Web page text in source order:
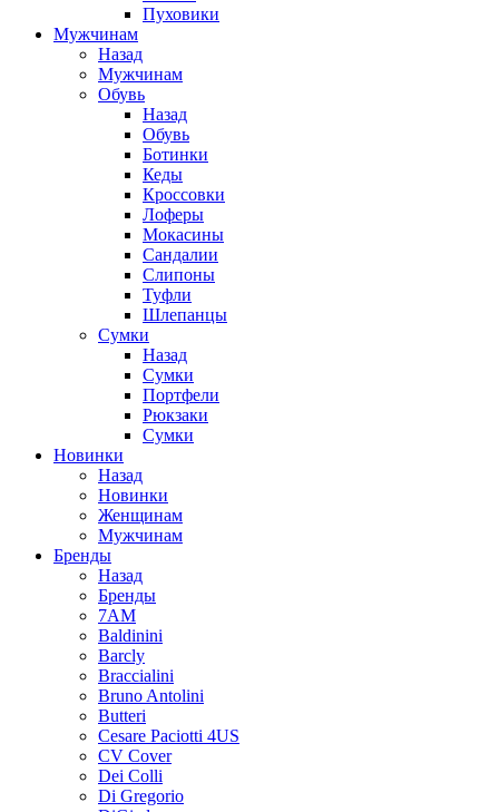
Пуховики
Мужчинам
Назад
Мужчинам
Обувь
Назад
Обувь
Ботинки
Кеды
Кроссовки
Лоферы
Мокасины
Сандалии
Слипоны
Туфли
Шлепанцы
Сумки
Назад
Сумки
Портфели
Рюкзаки
Сумки
Новинки
Назад
Новинки
Женщинам
Мужчинам
Бренды
Назад
Бренды
7AM
Baldinini
Barcly
Braccialini
Bruno Antolini
Butteri
Cesare Paciotti 4US
CV Cover
Dei Colli
Di Gregorio